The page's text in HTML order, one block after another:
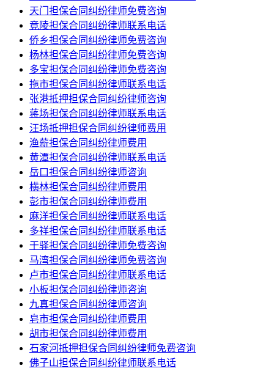
天门担保合同纠纷律师免费咨询
竟陵担保合同纠纷律师联系电话
侨乡担保合同纠纷律师免费咨询
杨林担保合同纠纷律师免费咨询
多宝担保合同纠纷律师免费咨询
拖市担保合同纠纷律师联系电话
张港抵押担保合同纠纷律师咨询
蒋场担保合同纠纷律师联系电话
汪场抵押担保合同纠纷律师费用
渔薪担保合同纠纷律师费用
黄潭担保合同纠纷律师联系电话
岳口担保合同纠纷律师咨询
横林担保合同纠纷律师费用
彭市担保合同纠纷律师费用
麻洋担保合同纠纷律师联系电话
多祥担保合同纠纷律师联系电话
干驿担保合同纠纷律师免费咨询
马湾担保合同纠纷律师免费咨询
卢市担保合同纠纷律师联系电话
小板担保合同纠纷律师咨询
九真担保合同纠纷律师咨询
皂市担保合同纠纷律师费用
胡市担保合同纠纷律师费用
石家河抵押担保合同纠纷律师免费咨询
佛子山担保合同纠纷律师联系电话